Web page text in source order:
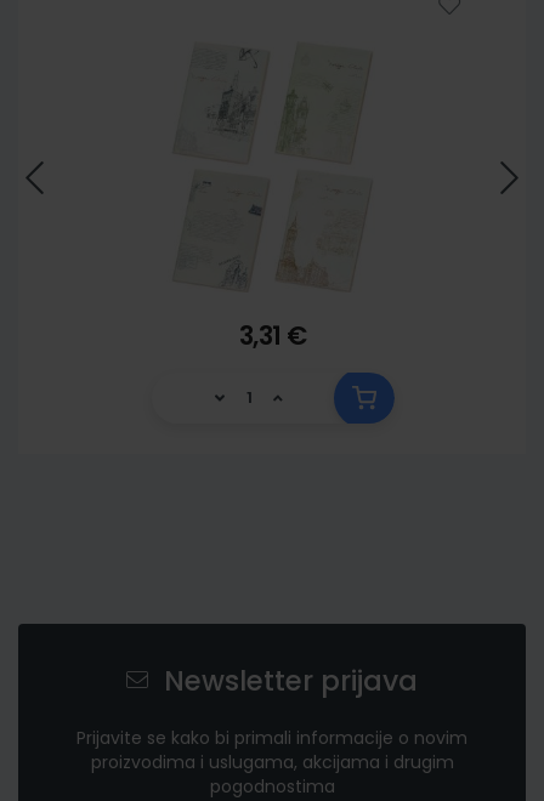
3,31 €
Newsletter prijava
Prijavite se kako bi primali informacije o novim
proizvodima i uslugama, akcijama i drugim
pogodnostima